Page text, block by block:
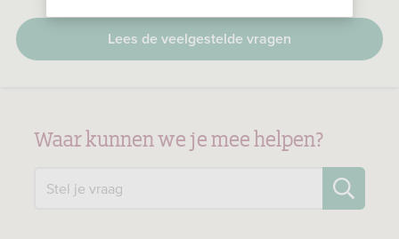
Lees de veelgestelde vragen
Waar kunnen we je mee helpen?
Stel je vraag